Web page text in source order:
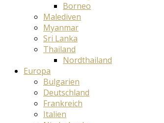
Borneo
Malediven
Myanmar
Sri Lanka
Thailand
Nordthailand
Europa
Bulgarien
Deutschland
Frankreich
Italien